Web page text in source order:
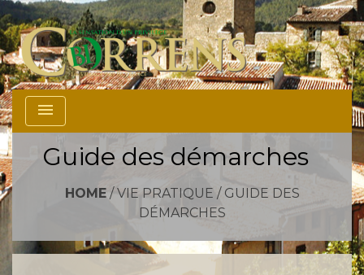
menu
Guide des démarches
HOME/ VIE PRATIQUE / GUIDE DES
DÉMARCHES